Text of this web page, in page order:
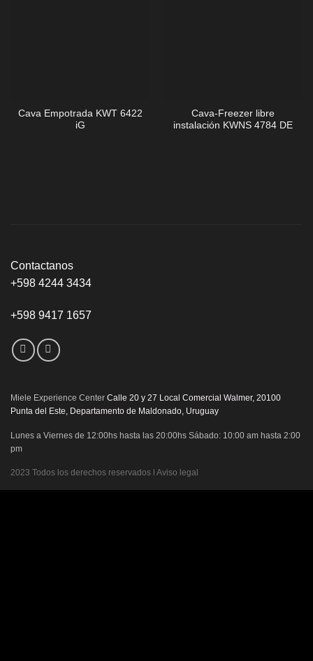
Cava Empotrada KWT 6422
iG
Cava-Freezer libre
instalación KWNS 4784 DE
Contactanos
+598 4244 3434
+598 9417 1657
Miele Experience Center Calle 20 y 27 Local Comercial Walmer, 20100
Punta del Este, Departamento de Maldonado, Uruguay
Lunes a Viernes de 12:00hs hasta las 20:00hs Sábado: 10:00 am hasta 2:00
pm
2023 Todos los derechos reservados l Aviso legal